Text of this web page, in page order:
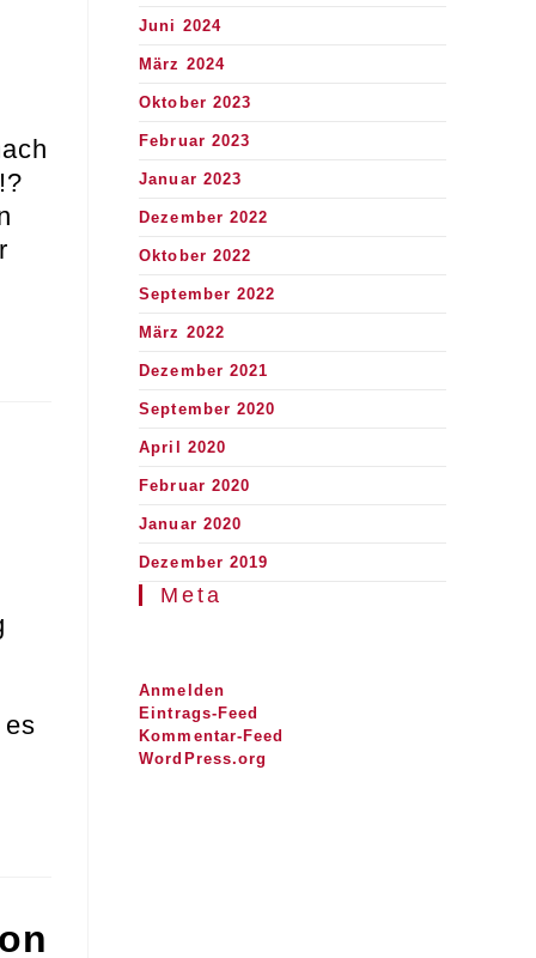
Juni 2024
März 2024
Oktober 2023
Februar 2023
Januar 2023
Dezember 2022
Oktober 2022
September 2022
März 2022
Dezember 2021
September 2020
April 2020
Februar 2020
Januar 2020
Dezember 2019
Meta
Anmelden
Eintrags-Feed
Kommentar-Feed
WordPress.org